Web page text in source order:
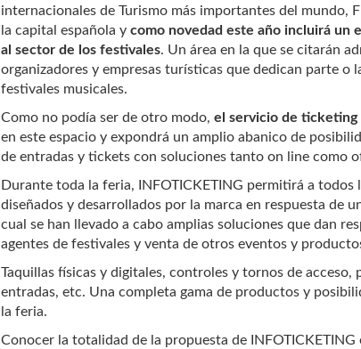
internacionales de Turismo más importantes del mundo,
la capital española y como novedad este año incluirá un
al sector de los festivales. Un área en la que se citarán
organizadores y empresas turísticas que dedican parte o
festivales musicales.
Como no podía ser de otro modo, el servicio de ticketing
en este espacio y expondrá un amplio abanico de
de entradas y tickets con soluciones tanto on line como
Durante toda la feria, INFOTICKETING permitirá a
diseñados y desarrollados por la marca en respuesta de
cual se han llevado a cabo amplias soluciones que dan
agentes de festivales y venta de otros eventos y
Taquillas físicas y digitales, controles y tornos de
entradas, etc. Una completa gama de productos y
la feria.
Conocer la totalidad de la propuesta de INFOTICKETING